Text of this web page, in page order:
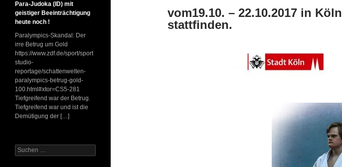
vom19.10. – 22.10.2017 in Köln
stattfinden.
Para-Judoka (ID) mit
geistiger Beeinträchtigung
heute noch !
Paralympics-Skandal: Der
irre Betrug um Gold
https://www.zdf.de/sport/sport
studio-
reportage/schattenwelten-
paralympics-betrug-gold-
100.html#xtor=CS5-281
Tiefgreifend war der Betrug.
Tiefgreifend war und ist die
Demütigung der […]
Suchen
nach: